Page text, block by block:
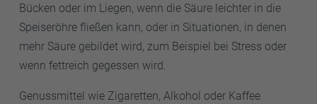
Bücken oder im Liegen, wenn die Säure leichter in die
Speiseröhre fließen kann, oder in Situationen, in denen
mehr Säure gebildet wird, zum Beispiel bei Stress oder
wenn fettreich gegessen wird.
Genussmittel wie Zigaretten, Alkohol oder Kaffee